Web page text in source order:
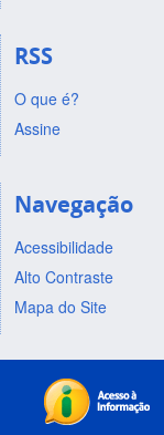
RSS
O que é?
Assine
Navegação
Acessibilidade
Alto Contraste
Mapa do Site